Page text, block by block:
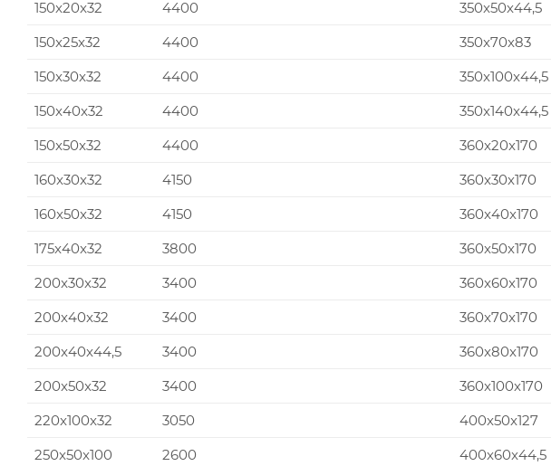
150x20x32
4400 350x50x44,5
150x25x32
4400 350x70x83
150x30x32
4400 350x100x44,5
150x40x32
4400 350x140x44,5
150x50x32
4400 360x20x170
160x30x32
4150 360x30x170
160x50x32
4150 360x40x170
175x40x32
3800 360x50x170
200x30x32
3400 360x60x170
200x40x32
3400 360x70x170
200x40x44,5
3400 360x80x170
200x50x32
3400 360x100x170
220x100x32
3050 400x50x127
250x50x100
2600 400x60x44,5